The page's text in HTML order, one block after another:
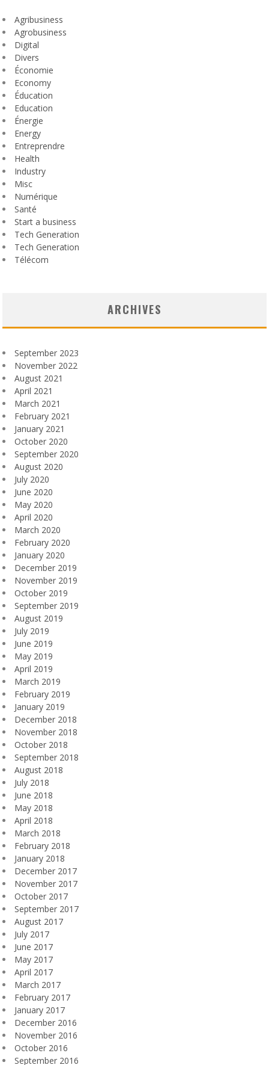
Agribusiness
Agrobusiness
Digital
Divers
Économie
Economy
Éducation
Education
Énergie
Energy
Entreprendre
Health
Industry
Misc
Numérique
Santé
Start a business
Tech Generation
Tech Generation
Télécom
ARCHIVES
September 2023
November 2022
August 2021
April 2021
March 2021
February 2021
January 2021
October 2020
September 2020
August 2020
July 2020
June 2020
May 2020
April 2020
March 2020
February 2020
January 2020
December 2019
November 2019
October 2019
September 2019
August 2019
July 2019
June 2019
May 2019
April 2019
March 2019
February 2019
January 2019
December 2018
November 2018
October 2018
September 2018
August 2018
July 2018
June 2018
May 2018
April 2018
March 2018
February 2018
January 2018
December 2017
November 2017
October 2017
September 2017
August 2017
July 2017
June 2017
May 2017
April 2017
March 2017
February 2017
January 2017
December 2016
November 2016
October 2016
September 2016